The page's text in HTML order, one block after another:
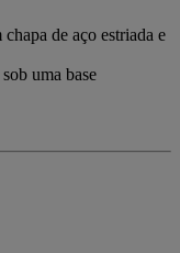
de aço estriada e
uma base